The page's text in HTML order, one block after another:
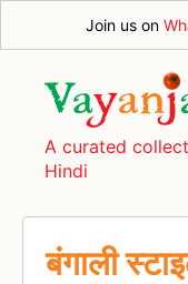
Join us on
A curated
Hindi
बंगाली